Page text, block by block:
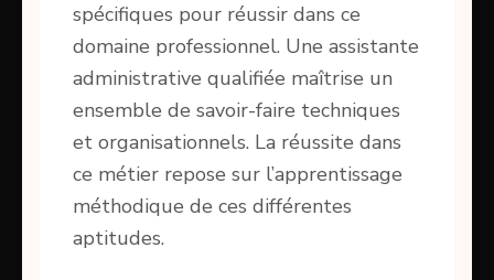
spécifiques pour réussir dans ce
domaine professionnel. Une assistante
administrative qualifiée maîtrise un
ensemble de savoir-faire techniques
et organisationnels. La réussite dans
ce métier repose sur l’apprentissage
méthodique de ces différentes
aptitudes.